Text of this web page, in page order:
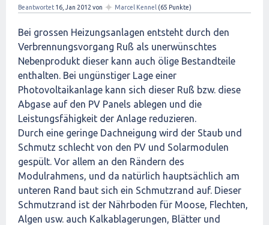
Beantwortet 16, Jan 2012 von ✦ Marcel Kennel (65 Punkte)
Bei grossen Heizungsanlagen entsteht durch den
Verbrennungsvorgang Ruß als unerwünschtes
Nebenprodukt dieser kann auch ölige Bestandteile
enthalten. Bei ungünstiger Lage einer
Photovoltaikanlage kann sich dieser Ruß bzw. diese
Abgase auf den PV Panels ablegen und die
Leistungsfähigkeit der Anlage reduzieren.
Durch eine geringe Dachneigung wird der Staub und
Schmutz schlecht von den PV und Solarmodulen
gespült. Vor allem an den Rändern des
Modulrahmens, und da natürlich hauptsächlich am
unteren Rand baut sich ein Schmutzrand auf. Dieser
Schmutzrand ist der Nährboden für Moose, Flechten,
Algen usw. auch Kalkablagerungen, Blätter und